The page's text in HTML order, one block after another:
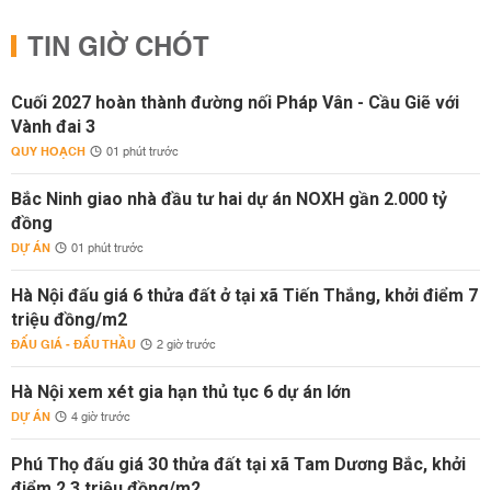
TIN GIỜ CHÓT
Cuối 2027 hoàn thành đường nối Pháp Vân - Cầu Giẽ với
Vành đai 3
QUY HOẠCH 01 phút trước
Bắc Ninh giao nhà đầu tư hai dự án NOXH gần 2.000 tỷ
đồng
DỰ ÁN 01 phút trước
Hà Nội đấu giá 6 thửa đất ở tại xã Tiến Thắng, khởi điểm 7
triệu đồng/m2
ĐẤU GIÁ - ĐẤU THẦU 2 giờ trước
Hà Nội xem xét gia hạn thủ tục 6 dự án lớn
DỰ ÁN 4 giờ trước
Phú Thọ đấu giá 30 thửa đất tại xã Tam Dương Bắc, khởi